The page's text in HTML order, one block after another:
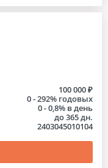
100 000 ₽
0 - 292% годовых
0 - 0,8% в день
до 365 дн.
2403045010104